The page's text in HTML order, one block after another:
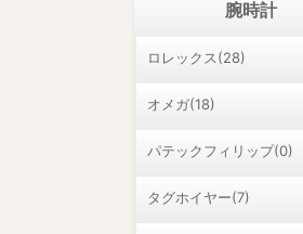
腕時計
ロレックス(28)
オメガ(18)
パテックフィリップ(0)
タグホイヤー(7)